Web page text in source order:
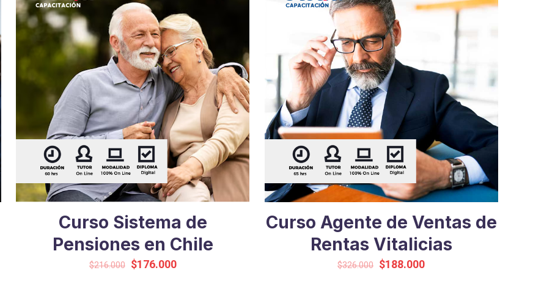
Curso Sistema de
Pensiones en Chile
$216.000 Original
$176.000Current
Curso Agente de Ventas de
Rentas Vitalicias
$326.000 Original
$188.000Current